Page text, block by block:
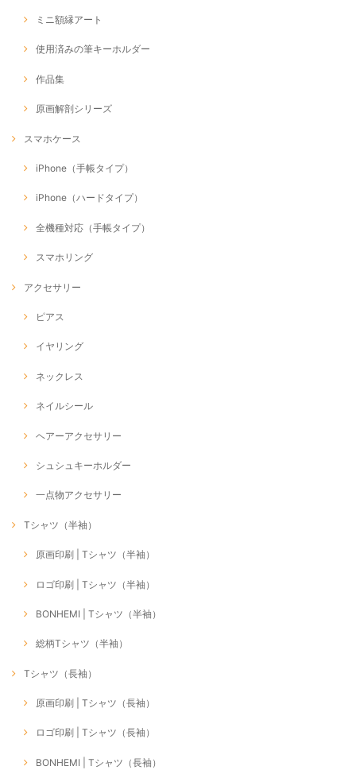
ミニ額縁アート
使用済みの筆キーホルダー
作品集
原画解剖シリーズ
スマホケース
iPhone（手帳タイプ）
iPhone（ハードタイプ）
全機種対応（手帳タイプ）
スマホリング
アクセサリー
ピアス
イヤリング
ネックレス
ネイルシール
ヘアーアクセサリー
シュシュキーホルダー
一点物アクセサリー
Tシャツ（半袖）
原画印刷 | Tシャツ（半袖）
ロゴ印刷 | Tシャツ（半袖）
BONHEMI | Tシャツ（半袖）
総柄Tシャツ（半袖）
Tシャツ（長袖）
原画印刷 | Tシャツ（長袖）
ロゴ印刷 | Tシャツ（長袖）
BONHEMI | Tシャツ（長袖）